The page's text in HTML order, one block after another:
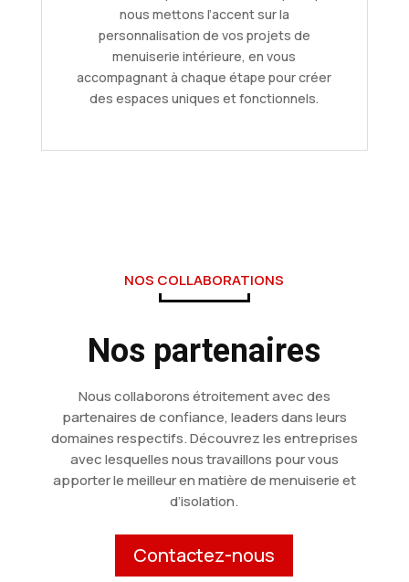
nous mettons l’accent sur la
personnalisation de vos projets de
menuiserie intérieure, en vous
accompagnant à chaque étape pour créer
des espaces uniques et fonctionnels.
NOS COLLABORATIONS
Nos partenaires
Nous collaborons étroitement avec des
partenaires de confiance, leaders dans leurs
domaines respectifs. Découvrez les entreprises
avec lesquelles nous travaillons pour vous
apporter le meilleur en matière de menuiserie et
d’isolation.
Contactez-nous